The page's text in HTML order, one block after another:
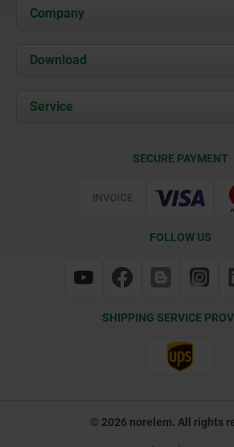
Company
About us
Contact
Download
Documents
Service
SECURE PAYMENT
FOLLOW US
SHIPPING SERVICE
© 2026 norelem. All rights